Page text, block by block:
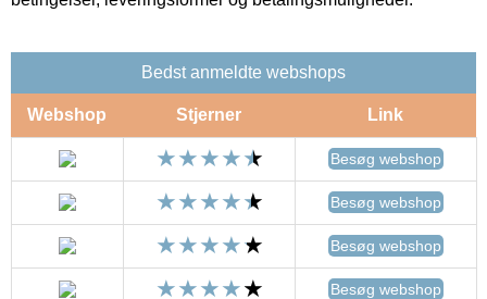
Bedst anmeldte webshops
Webshop Stjerner Link
Besøg webshop
Besøg webshop
Besøg webshop
Besøg webshop